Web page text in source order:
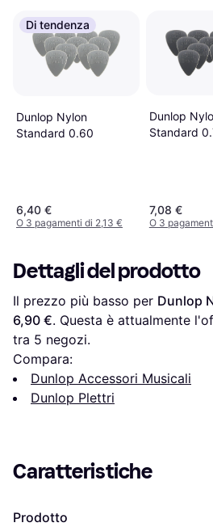
Di tendenza
Dunlop Nylon
Standard 0.60
6,40 €
O 3 pagamenti di 2,13 €
Dunlop
Standard
7,08 €
O 3
Dettagli del prodotto
Il prezzo più basso per Dunlop
6,90 €. Questa è attualmente
tra 5 negozi.
Compara:
Dunlop Accessori Musicali
Dunlop Plettri
Caratteristiche
Prodotto